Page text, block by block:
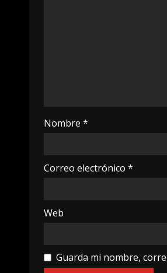
Nombre *
Correo electrónico *
Web
Guarda mi nombre,